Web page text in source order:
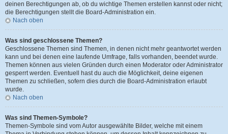
deinen Berechtigungen ab, ob du wichtige Themen erstellen kannst oder nicht;
die Berechtigungen stellt die Board-Administration ein.
Nach oben
Was sind geschlossene Themen?
Geschlossene Themen sind Themen, in denen nicht mehr geantwortet werden
kann und bei denen eine laufende Umfrage, falls vorhanden, beendet wurde.
Themen können aus vielen Gründen durch einen Moderator oder Administrator
gesperrt werden. Eventuell hast du auch die Möglichkeit, deine eigenen
Themen zu schließen, sofern dies durch die Board-Administration erlaubt
wurde.
Nach oben
Was sind Themen-Symbole?
Themen-Symbole sind vom Autor ausgewählte Bilder, welche mit einem